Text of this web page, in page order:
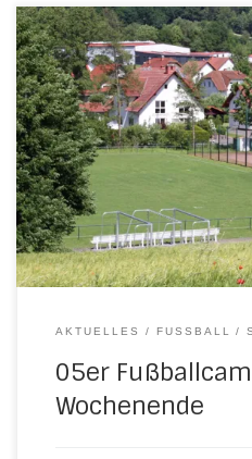
Ab Freitag, 5. Juni ´26, geht
Sportplatz rund. An drei
Trainingsstunden auf unseren
Fußballcamp des FSV Mainz
H/N/U. Über 50 Kinder sind
aus der gastgebenden JSG.
Großeltern […]
AKTUELLES FUSSBALL
05er
Wochenende